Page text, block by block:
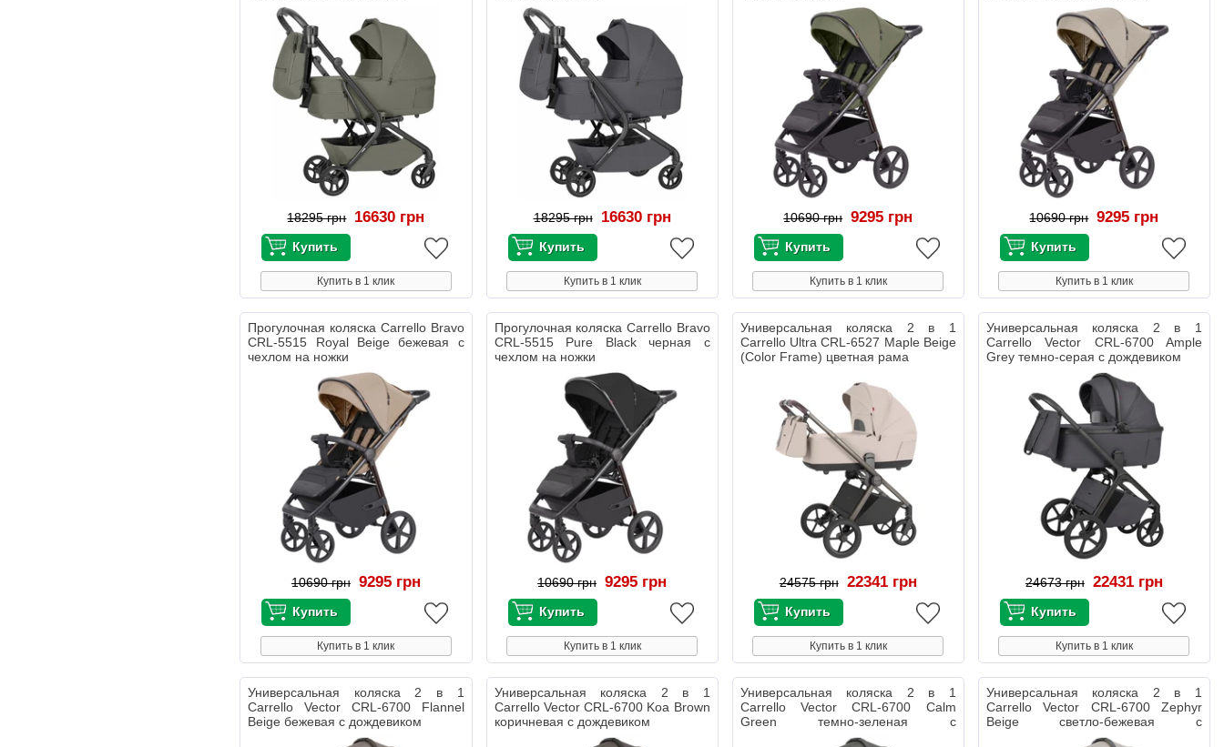
18295 грн 16630 грн
Купить в 1 клик
18295 грн 16630 грн
Купить в 1 клик
10690 грн 9295 грн
Купить в 1 клик
10690 грн 9295 грн
Купить в 1 клик
Прогулочная коляска Carrello Bravo
CRL-5515 Royal Beige бежевая с
чехлом на ножки
10690 грн 9295 грн
Купить в 1 клик
Прогулочная коляска Carrello Bravo
CRL-5515 Pure Black черная с
чехлом на ножки
10690 грн 9295 грн
Купить в 1 клик
Универсальная коляска 2 в 1
Carrello Ultra CRL-6527 Maple Beige
(Color Frame) цветная рама
24575 грн 22341 грн
Купить в 1 клик
Универсальная коляска 2 в 1
Carrello Vector CRL-6700 Ample
Grey темно-серая с дождевиком
24673 грн 22431 грн
Купить в 1 клик
Универсальная коляска 2 в 1
Carrello Vector CRL-6700 Flannel
Beige бежевая с дождевиком
Универсальная коляска 2 в 1
Carrello Vector CRL-6700 Koa Brown
коричневая с дождевиком
Универсальная коляска 2 в 1
Carrello Vector CRL-6700 Calm
Green темно-зеленая с
Универсальная коляска 2 в 1
Carrello Vector CRL-6700 Zephyr
Beige светло-бежевая с